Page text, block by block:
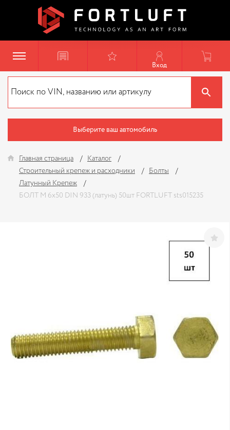
Вход
Выберите ваш автомобиль
Главная страница
Каталог
Строительный крепеж и расходники
Болты
Латунный Крепеж
БОЛТ М 6х50 DIN 933 (латунь) 50шт FORTLUFT sts015235